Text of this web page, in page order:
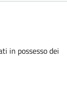
in possesso dei